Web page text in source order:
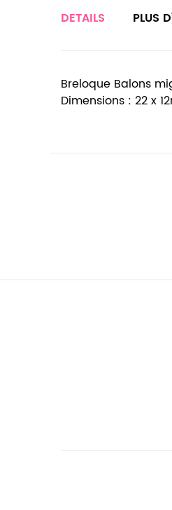
DETAILS
Breloque Balons
Dimensions : 22 x
PLUS